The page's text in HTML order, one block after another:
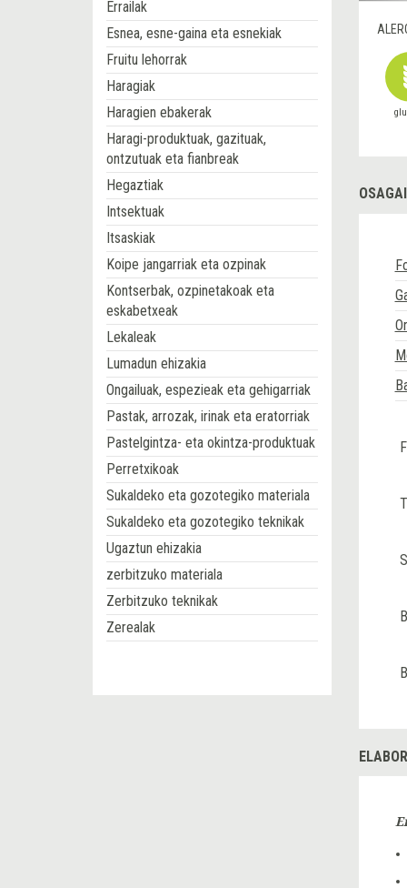
Errailak
Esnea, esne-gaina eta esnekiak
Fruitu lehorrak
Haragiak
Haragien ebakerak
Haragi-produktuak, gazituak,
ontzutuak eta fianbreak
Hegaztiak
Intsektuak
Itsaskiak
Koipe jangarriak eta ozpinak
Kontserbak, ozpinetakoak eta
eskabetxeak
Lekaleak
Lumadun ehizakia
Ongailuak, espezieak eta gehigarriak
Pastak, arrozak, irinak eta eratorriak
Pastelgintza- eta okintza-produktuak
Perretxikoak
Sukaldeko eta gozotegiko materiala
Sukaldeko eta gozotegiko teknikak
Ugaztun ehizakia
zerbitzuko materiala
Zerbitzuko teknikak
Zerealak